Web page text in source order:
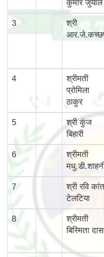
कुमार जुयाल
3
श्री
4
श्रीमती
प्रोमिला
ठाकुर
5
श्री कुंज
बिहारी
6
श्रीमती
7
श्री रवि कांत
टेलटिया
8
श्रीमती
बिस्‍मिता दास